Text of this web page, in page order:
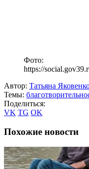
Фото:
https://
Автор: Татьяна
Темы:
Поделиться:
VK TG OK
Похожие новости